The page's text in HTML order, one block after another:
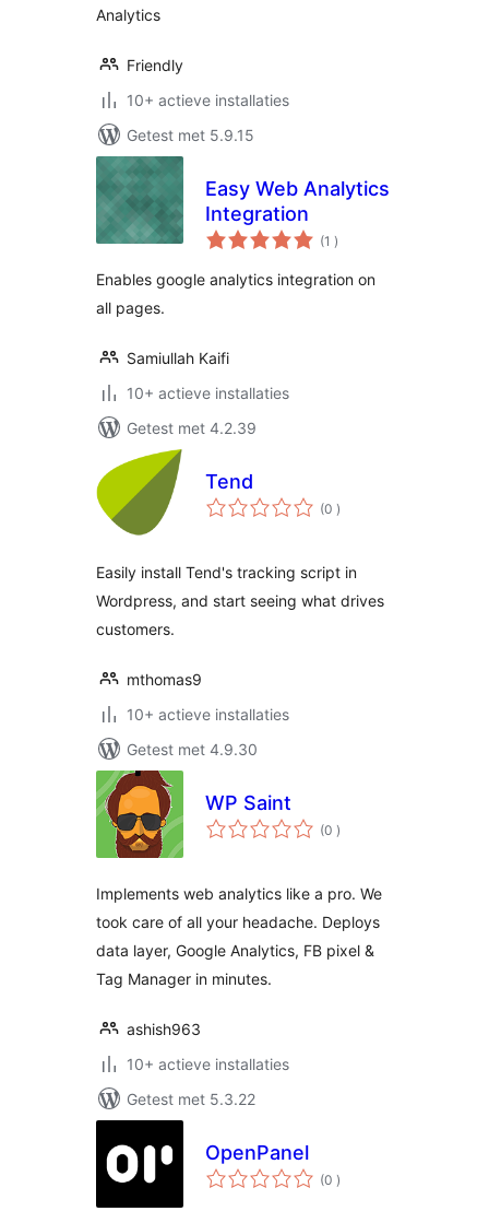
Analytics
Friendly
10+ actieve installaties
Getest met 5.9.15
Easy Web Analytics
Integration
(1 aantal
beoordelingen
)
Enables google analytics integration on
all pages.
Samiullah Kaifi
10+ actieve installaties
Getest met 4.2.39
Tend
(0 aantal
beoordelingen
)
Easily install Tend's tracking script in
Wordpress, and start seeing what drives
customers.
mthomas9
10+ actieve installaties
Getest met 4.9.30
WP Saint
(0 aantal
beoordelingen
)
Implements web analytics like a pro. We
took care of all your headache. Deploys
data layer, Google Analytics, FB pixel &
Tag Manager in minutes.
ashish963
10+ actieve installaties
Getest met 5.3.22
OpenPanel
(0 aantal
beoordelingen
)